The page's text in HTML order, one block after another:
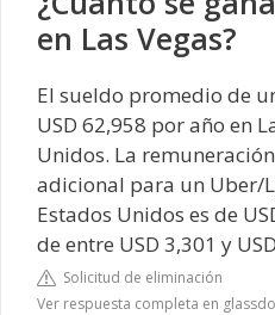
en Las Vegas?
El sueldo promedio de
USD 62,958 por año en
Unidos. La
adicional para un Uber/
Estados Unidos es de
de entre USD 3,301 y
Solicitud de eliminación
Ver respuesta completa en